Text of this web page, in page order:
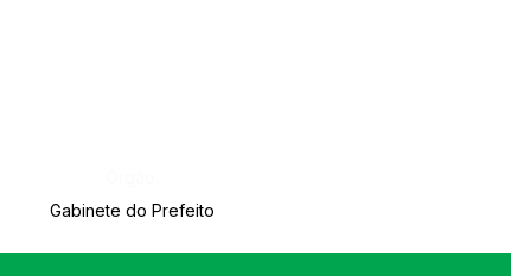
Gabinete do Prefeito